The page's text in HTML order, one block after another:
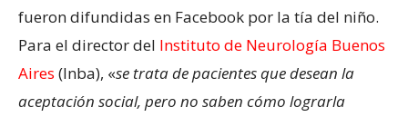
fueron difundidas en Facebook por la tía del niño.
Para el director del Instituto de Neurología Buenos
Aires (Inba), «se trata de pacientes que desean la
aceptación social, pero no saben cómo lograrla